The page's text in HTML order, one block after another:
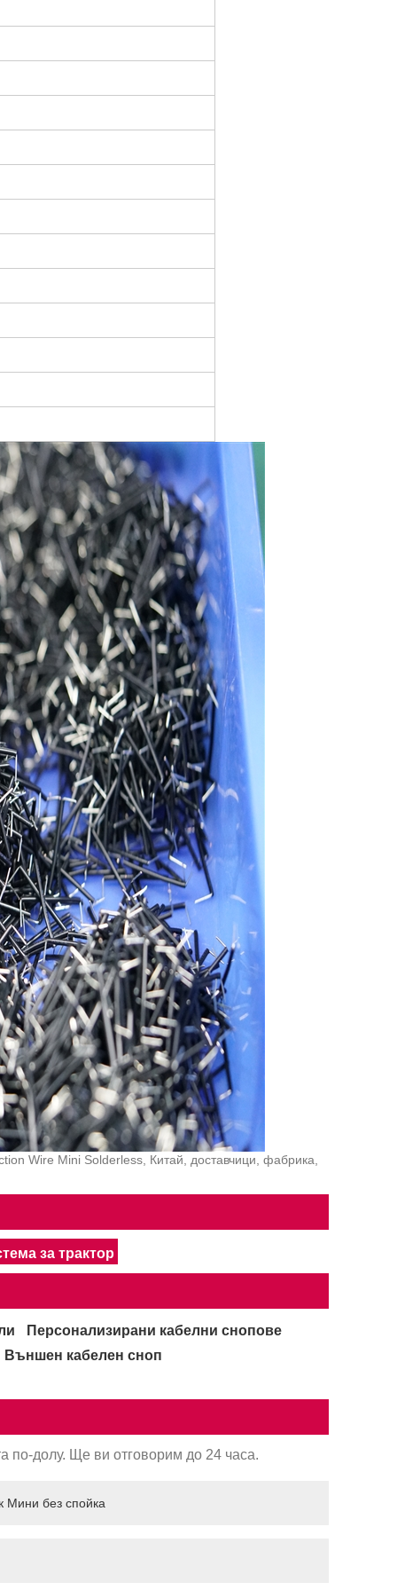
Wire Mini Solderless, Китай, доставчици, фабрика,
за трактор
Персонализирани кабелни снопове
Външен кабелен сноп
по-долу. Ще ви отговорим до 24 часа.